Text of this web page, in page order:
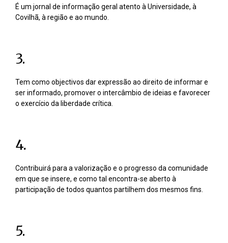
É um jornal de informação geral atento à Universidade, à
Covilhã, à região e ao mundo.
3.
Tem como objectivos dar expressão ao direito de informar e
ser informado, promover o intercâmbio de ideias e favorecer
o exercício da liberdade crítica.
4.
Contribuirá para a valorização e o progresso da comunidade
em que se insere, e como tal encontra-se aberto à
participação de todos quantos partilhem dos mesmos fins.
5.